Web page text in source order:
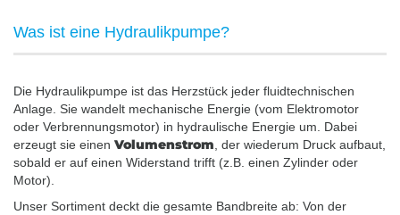
Was ist eine Hydraulikpumpe?
Die Hydraulikpumpe ist das Herzstück jeder fluidtechnischen
Anlage. Sie wandelt mechanische Energie (vom Elektromotor
oder Verbrennungsmotor) in hydraulische Energie um. Dabei
erzeugt sie einen Volumenstrom, der wiederum Druck aufbaut,
sobald er auf einen Widerstand trifft (z.B. einen Zylinder oder
Motor).
Unser Sortiment deckt die gesamte Bandbreite ab: Von der